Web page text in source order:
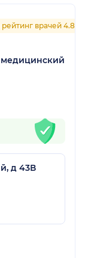
врачей 4.8
д 43В